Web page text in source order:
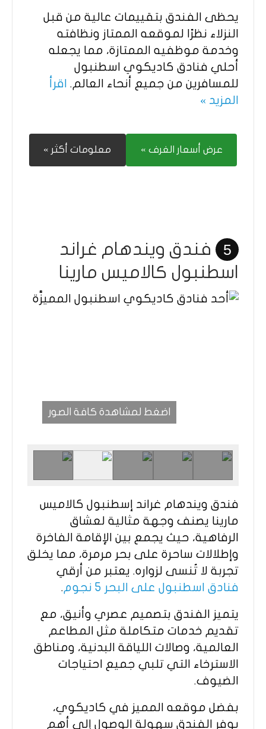
يحظى الفندق بتقييمات عالية من قبل
النزلاء نظرًا لموقعه الممتاز ونظافته
وخدمة موظفيه الممتازة، مما يجعله
أحلي فنادق كاديكوي اسطنبول
للمسافرين من جميع أنحاء العالم. اقرأ
المزيد »
عرض أسعار الغرف » معلومات أكثر »
5
فندق ويندهام غراند
اسطنبول كالاميس مارينا
اضغط لمشاهدة كافة الصور
فندق ويندهام غراند إسطنبول كالاميس
مارينا يصنف وجهة مثالية لعشاق
الرفاهية، حيث يجمع بين الإقامة الفاخرة
وإطلالات ساحرة على بحر مرمرة، مما يخلق
تجربة لا تُنسى لزواره. يعتبر من أرقي
فنادق اسطنبول على البحر 5 نجوم
.
يتميز الفندق بتصميم عصري وأنيق، مع
تقديم خدمات متكاملة مثل المطاعم
العالمية، وصالات اللياقة البدنية، ومناطق
الاسترخاء التي تلبي جميع احتياجات
الضيوف.
بفضل موقعه المميز في كاديكوي،
يوفر الفندق سهولة الوصول إلى أهم